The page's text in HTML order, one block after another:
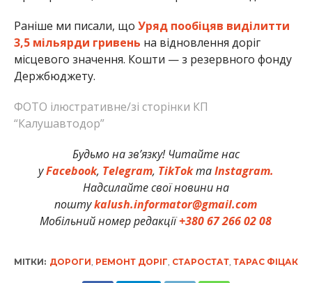
Раніше ми писали, що Уряд пообіцяв виділитти
3,5 мільярди гривень на відновлення доріг
місцевого значення. Кошти — з резервного фонду
Держбюджету.
ФОТО ілюстративне/зі сторінки КП
“Калушавтодор”
Будьмо на зв’язку! Читайте нас
уFacebook, Telegram, TikTokтаInstagram.
Надсилайте свої новини на
поштуkalush.informator@gmail.com
Мобільний номер редакції+380 67 266 02 08
МІТКИ: ДОРОГИ РЕМОНТ ДОРІГ СТАРОСТАТ, ТАРАС ФІЦАК